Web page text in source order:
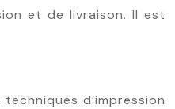
et de livraison. Il est
d’impression